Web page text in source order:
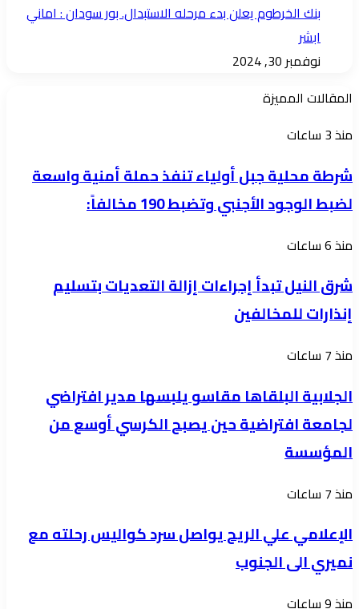
بنك الخرطوم يعلن بدء مرحله الاستبدال. بور سودان : اماني
ابشر
نوفمبر 30, 2024
المقالات المميزة
شرطة
جبل
أولياء
حملة
أمنية
واسعة
لضبط
الوجود
وتضبط
190
مخالفاً:
منذ 3 ساعات
شرطة محلية جبل أولياء تنفذ حملة أمنية واسعة
لضبط الوجود الأجنبي وتضبط 190 مخالفاً:
شرق
تبدأ
إجراءات
التعديات
بتسليم
إنذارات
للمخالفين
منذ 6 ساعات
شرق النيل تبدأ إجراءات إزالة التعديات بتسليم
إنذارات للمخالفين
الجلابية
مقاسو
يلبسها
افتراضي
لجامعة
افتراضية
حين
يصبح
منذ 7 ساعات
الجلابية البلقاها مقاسو يلبسها ​مدير افتراضي
لجامعة افتراضية حين يصبح الكرسي أوسع من
المؤسسة
الإعلامي
الريح
يواصل
منذ 7 ساعات
الإعلامي علي الريح يواصل سرد كواليس رحلته مع
نميري الى الجنوب
إعفاء
منذ 9 ساعات